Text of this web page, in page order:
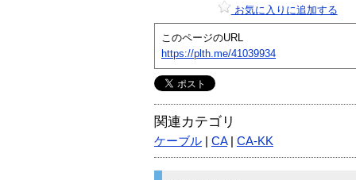
お気に入りに追加する
このページのURL
https://plth.me/41039934
関連カテゴリ
ケーブル CA| CA-KK